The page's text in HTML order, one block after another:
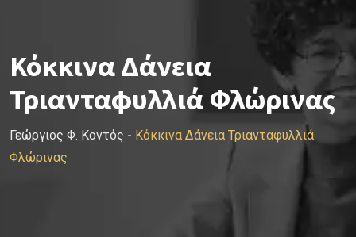
Κόκκινα Δάνεια
Τριανταφυλλιά Φλώρινας
Γεώργιος Φ. Κοντός - Κόκκινα Δάνεια Τριανταφυλλιά
Φλώρινας